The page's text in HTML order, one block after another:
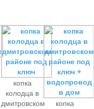
копка
колодца в
дмитровском
копка